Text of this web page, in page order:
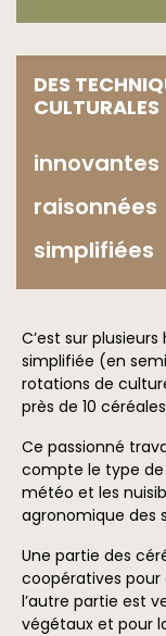
DES
CULTURALES
innovantes
raisonnées
simplifiées
C’est sur
simplifiée (en
rotations de
près de 10
Ce passionné
compte le type
météo et les
agronomique des
Une partie des
coopératives
l’autre partie est
végétaux et pour